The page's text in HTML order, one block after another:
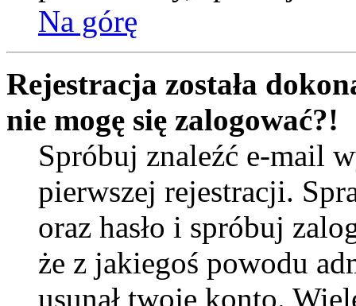
Na górę
Rejestracja została
nie mogę się zalogować?!
Spróbuj znaleźć e-mail
pierwszej rejestracji.
oraz hasło i spróbuj
że z jakiegoś powodu
usunął twoje konto.